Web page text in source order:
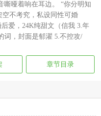
嘶哑着响在耳边。 “你分明知
空不考究，私设同性可婚
爱，24K纯甜文（信我 3.年
词，封面是郁濯 5.不控攻/
章节目录